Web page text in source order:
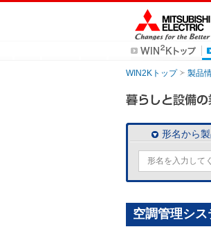
WIN2Kトップ 製品
形名から
空調管理シ